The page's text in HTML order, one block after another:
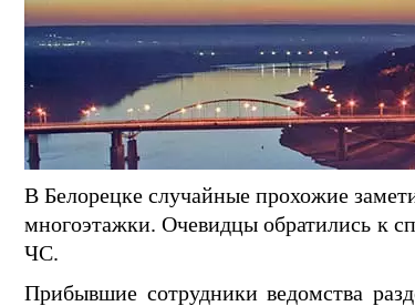
В Белорецке случайные прохожие
многоэтажки. Очевидцы обратились к
ЧС.
Прибывшие сотрудники ведомства